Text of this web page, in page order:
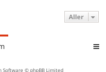
Aller
Software © phpBB Limited